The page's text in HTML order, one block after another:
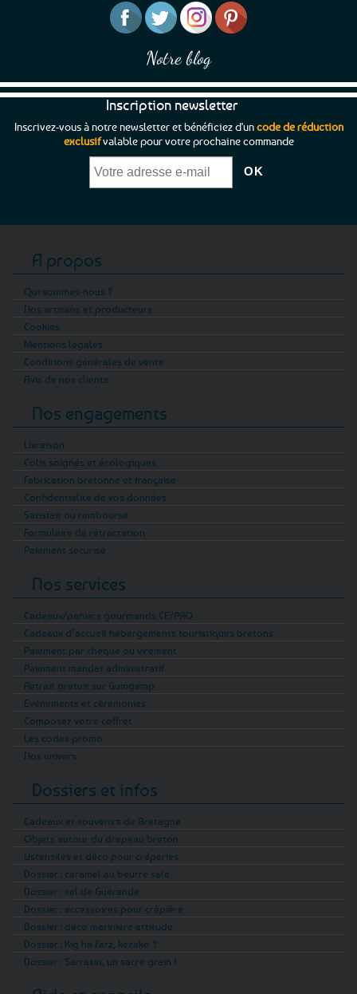
Notre blog
Inscription newsletter
Inscrivez-vous à notre newsletter et bénéficiez d'uncode de réduction
exclusifvalable pour votre prochaine commande
A propos
Qui sommes-nous ?
Nos artisans et producteurs
Cookies
Mentions légales
Conditions générales de vente
Avis de nos clients
Nos engagements
Livraison
Colis soignés et écologiques
Fabrication bretonne et française
Confidentialité de vos données
Satisfait ou remboursé
Formulaire de rétractation
Paiement sécurisé
Nos services
Cadeaux/paniers gourmands CE/PRO
Cadeaux d’accueil hébergements touristiques bretons
Paiement par chèque ou virement
Paiement mandat administratif
Retrait gratuit sur Guingamp
Evénements et cérémonies
Composez votre coffret
Les codes promo
Nos univers
Dossiers et infos
Cadeaux et souvenirs de Bretagne
Objets autour du drapeau breton
Ustensiles et déco pour crêperies
Dossier : caramel au beurre salé
Dossier : sel de Guérande
Dossier : accessoires pour crêpière
Dossier : déco marinière attitude
Dossier : Kig ha Farz, kézako ?
Dossier : Sarrasin, un sacré grain !